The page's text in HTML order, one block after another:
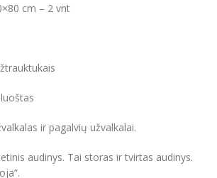
cm – 2 vnt
ir pagalvių užvalkalai.
audinys. Tai storas ir tvirtas audinys.